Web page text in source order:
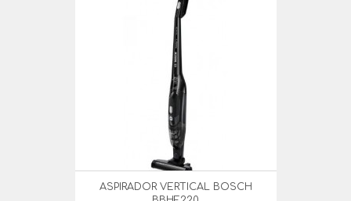
ASPIRADOR VERTICAL BOSCH